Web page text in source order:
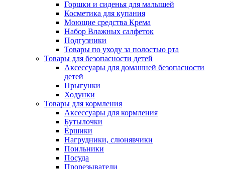
Горшки и сиденья для малышей
Косметика для купания
Моющие средства Крема
Набор Влажных салфеток
Подгузники
Товары по уходу за полостью рта
Товары для безопасности детей
Аксессуары для домашней безопасности
детей
Прыгунки
Ходунки
Товары для кормления
Аксессуары для кормления
Бутылочки
Ёршики
Нагрудники, слюнявчики
Поильники
Посуда
Прорезыватели